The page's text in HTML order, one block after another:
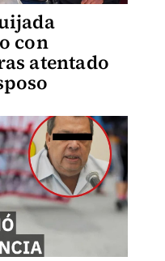
con
atentado